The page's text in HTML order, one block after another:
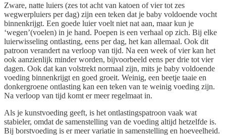
Zware, natte luiers (zes tot acht van katoen of vier tot zes
wegwerpluiers per dag) zijn een teken dat je baby voldoende vocht
binnenkrijgt. Een goede luier voelt niet nat aan, maar kun je
‘wegen’(voelen) in je hand. Poepen is een verhaal op zich. Bij elke
luierwisseling ontlasting, eens per dag, het kan allemaal. Ook dit
patroon verandert na verloop van tijd. Na een week of vier kan het
ook aanzienlijk minder worden, bijvoorbeeld eens per drie tot vier
dagen. Ook dat kan volstrekt normaal zijn, mits je baby voldoende
voeding binnenkrijgt en goed groeit. Weinig, een beetje taaie en
donkergroene ontlasting kan een teken van te weinig voeding zijn.
Na verloop van tijd komt er meer regelmaat in.
Als je kunstvoeding geeft, is het ontlastingspatroon vaak wat
stabieler, omdat de samenstelling van de voeding altijd hetzelfde is.
Bij borstvoeding is er meer variatie in samenstelling en hoeveelheid.